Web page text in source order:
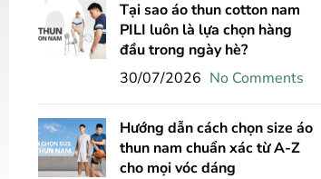
Tại sao áo thun cotton nam
PILI luôn là lựa chọn hàng
đầu trong ngày hè?
30/07/2026 No Comments
Hướng dẫn cách chọn size áo
thun nam chuẩn xác từ A-Z
cho mọi vóc dáng